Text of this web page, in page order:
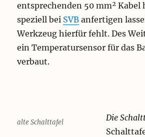
entsprechenden 50 mm² Kabel
speziell bei SVB anfertigen
Werkzeug hierfür fehlt. Des
ein Temperatursensor für das
verbaut.
alte Schalttafel Die